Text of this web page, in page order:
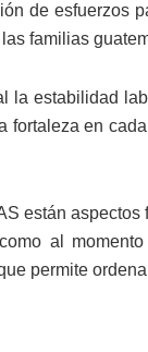
de esfuerzos
familias
la estabilidad
fortaleza en
están
al
permite